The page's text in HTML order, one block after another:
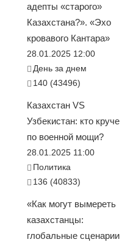
адепты «старого»
Казахстана?». «Эхо
кровавого Кантара»
28.01.2025 12:00
День за днем
140 (43496)
Казахстан VS
Узбекистан: кто круче
по военной мощи?
28.01.2025 11:00
Политика
136 (40833)
«Как могут вымереть
казахстанцы:
глобальные сценарии